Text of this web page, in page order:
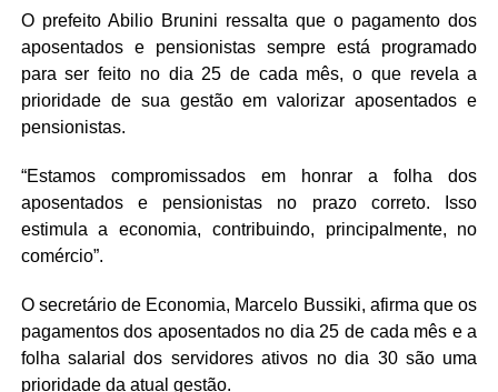
O prefeito Abilio Brunini ressalta que o pagamento dos
aposentados e pensionistas sempre está programado
para ser feito no dia 25 de cada mês, o que revela a
prioridade de sua gestão em valorizar aposentados e
pensionistas.
“Estamos compromissados em honrar a folha dos
aposentados e pensionistas no prazo correto. Isso
estimula a economia, contribuindo, principalmente, no
comércio”.
O secretário de Economia, Marcelo Bussiki, afirma que os
pagamentos dos aposentados no dia 25 de cada mês e a
folha salarial dos servidores ativos no dia 30 são uma
prioridade da atual gestão.